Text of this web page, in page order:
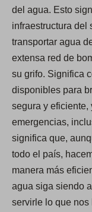
del agua. Esto
infraestructura del
transportar agua
extensa red de
su grifo. Significa
disponibles para
segura y eficiente,
emergencias,
significa que,
todo el país,
manera más
agua siga siendo
servirle lo que nos